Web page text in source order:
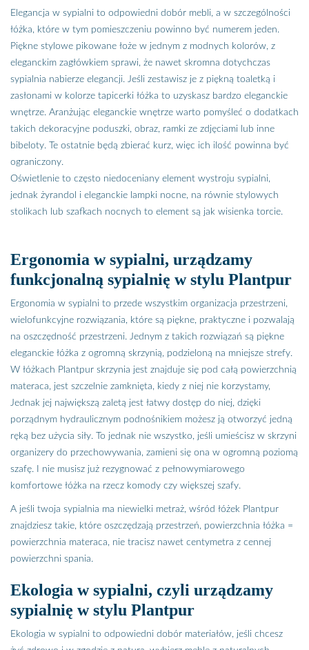
Elegancja w sypialni to odpowiedni dobór mebli, a w szczególności
łóżka, które w tym pomieszczeniu powinno być numerem jeden.
Piękne stylowe pikowane łoże w jednym z modnych kolorów, z
eleganckim zagłówkiem sprawi, że nawet skromna dotychczas
sypialnia nabierze elegancji. Jeśli zestawisz je z piękną toaletką i
zasłonami w kolorze tapicerki łóżka to uzyskasz bardzo eleganckie
wnętrze. Aranżując eleganckie wnętrze warto pomyśleć o dodatkach
takich dekoracyjne poduszki, obraz, ramki ze zdjęciami lub inne
bibeloty. Te ostatnie będą zbierać kurz, więc ich ilość powinna być
ograniczony.
Oświetlenie to często niedoceniany element wystroju sypialni,
jednak żyrandol i eleganckie lampki nocne, na równie stylowych
stolikach lub szafkach nocnych to element są jak wisienka torcie.
Ergonomia w sypialni, urządzamy
funkcjonalną sypialnię w stylu Plantpur
Ergonomia w sypialni to przede wszystkim organizacja przestrzeni,
wielofunkcyjne rozwiązania, które są piękne, praktyczne i pozwalają
na oszczędność przestrzeni. Jednym z takich rozwiązań są piękne
eleganckie łóżka z ogromną skrzynią, podzieloną na mniejsze strefy.
W łóżkach Plantpur skrzynia jest znajduje się pod całą powierzchnią
materaca, jest szczelnie zamknięta, kiedy z niej nie korzystamy,
Jednak jej największą zaletą jest łatwy dostęp do niej, dzięki
porządnym hydraulicznym podnośnikiem możesz ją otworzyć jedną
ręką bez użycia siły. To jednak nie wszystko, jeśli umieścisz w skrzyni
organizery do przechowywania, zamieni się ona w ogromną poziomą
szafę. I nie musisz już rezygnować z pełnowymiarowego
komfortowe łóżka na rzecz komody czy większej szafy.
A jeśli twoja sypialnia ma niewielki metraż, wśród łóżek Plantpur
znajdziesz takie, które oszczędzają przestrzeń, powierzchnia łóżka =
powierzchnia materaca, nie tracisz nawet centymetra z cennej
powierzchni spania.
Ekologia w sypialni, czyli urządzamy
sypialnię w stylu Plantpur
Ekologia w sypialni to odpowiedni dobór materiałów, jeśli chcesz